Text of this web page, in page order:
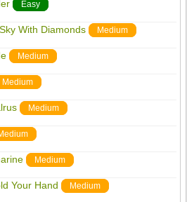
Easy
With Diamonds Medium
Medium
Medium
Medium
Medium
Your Hand Medium